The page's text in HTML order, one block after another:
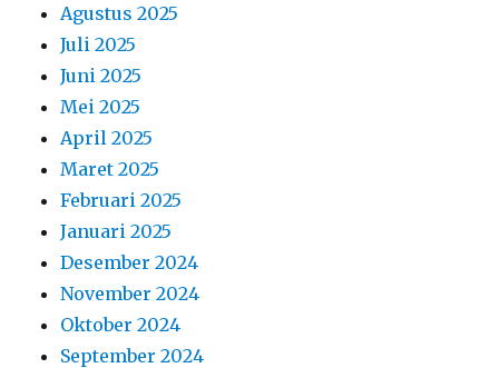
Agustus 2025
Juli 2025
Juni 2025
Mei 2025
April 2025
Maret 2025
Februari 2025
Januari 2025
Desember 2024
November 2024
Oktober 2024
September 2024